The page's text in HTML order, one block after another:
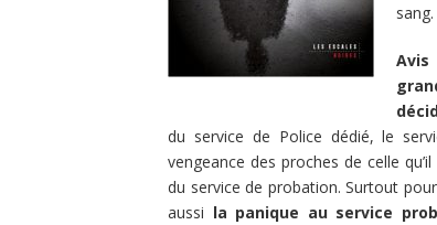
sang.
Avis
du service de Police dédié, le
vengeance des proches de celle
du service de probation. Surtout
aussi la panique au service